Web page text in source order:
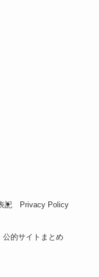
記
Privacy Policy
公的サイトまとめ